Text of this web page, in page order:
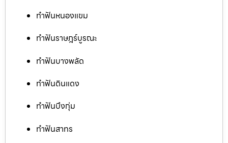
ทำฟันหนองแขม
ทำฟันราษฎร์บูรณะ
ทำฟันบางพลัด
ทำฟันดินแดง
ทำฟันบึงกุ่ม
ทำฟันสาทร